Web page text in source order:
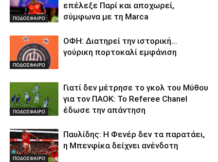
ΠΟΔΟΣΦΑΙΡΟ
επέλεξε Παρί και αποχωρεί,
σύμφωνα με τη Marca
ΠΟΔΟΣΦΑΙΡΟ
ΟΦΗ: Διατηρεί την ιστορική…
γούρικη πορτοκαλί εμφάνιση
ΠΟΔΟΣΦΑΙΡΟ
Γιατί δεν μέτρησε το γκολ του Μύθου
για τον ΠΑΟΚ: Το Referee Chanel
έδωσε την απάντηση
ΠΟΔΟΣΦΑΙΡΟ
Παυλίδης: Η Φενέρ δεν τα παρατάει,
η Μπενφίκα δείχνει ανένδοτη